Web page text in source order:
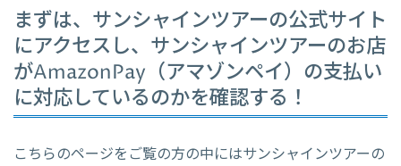
まずは、サンシャインツアーの公式サイト
にアクセスし、サンシャインツアーのお店
がAmazonPay（アマゾンペイ）の支払い
に対応しているのかを確認する！
こちらのページをご覧の方の中にはサンシャインツアーの